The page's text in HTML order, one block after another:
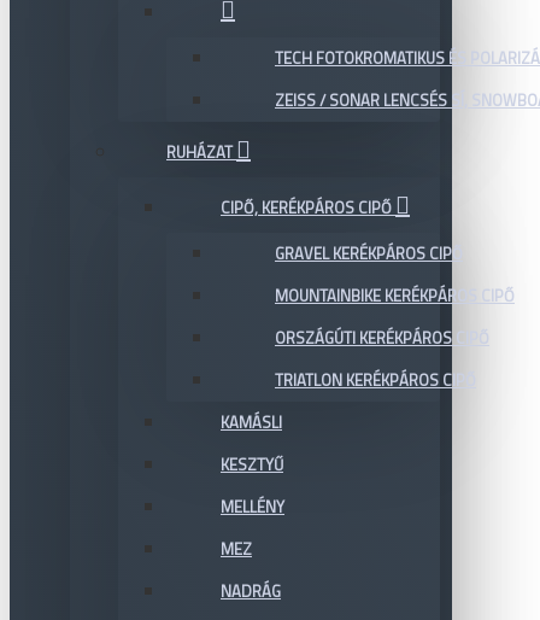
TECH FOTOKROMATIKUS ÉS
ZEISS / SONAR LENCSÉS SÍ,
RUHÁZAT
CIPŐ, KERÉKPÁROS CIPŐ
GRAVEL KERÉKPÁROS CIPŐ
MOUNTAINBIKE KERÉKPÁROS CIPŐ
ORSZÁGÚTI KERÉKPÁROS CIPŐ
TRIATLON KERÉKPÁROS CIPŐ
KAMÁSLI
KESZTYŰ
MELLÉNY
MEZ
NADRÁG